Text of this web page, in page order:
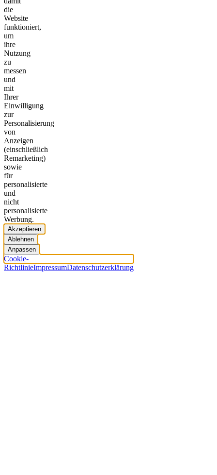
die
Website
funktioniert,
um
ihre
Nutzung
zu
messen
und
mit
Ihrer
Einwilligung
zur
Personalisierung
von
Anzeigen
(einschließlich
Remarketing)
sowie
für
personalisierte
und
nicht
personalisierte
Werbung.
Akzeptieren
Ablehnen
Anpassen
Cookie-
RichtlinieImpressumDatenschutzerklärung